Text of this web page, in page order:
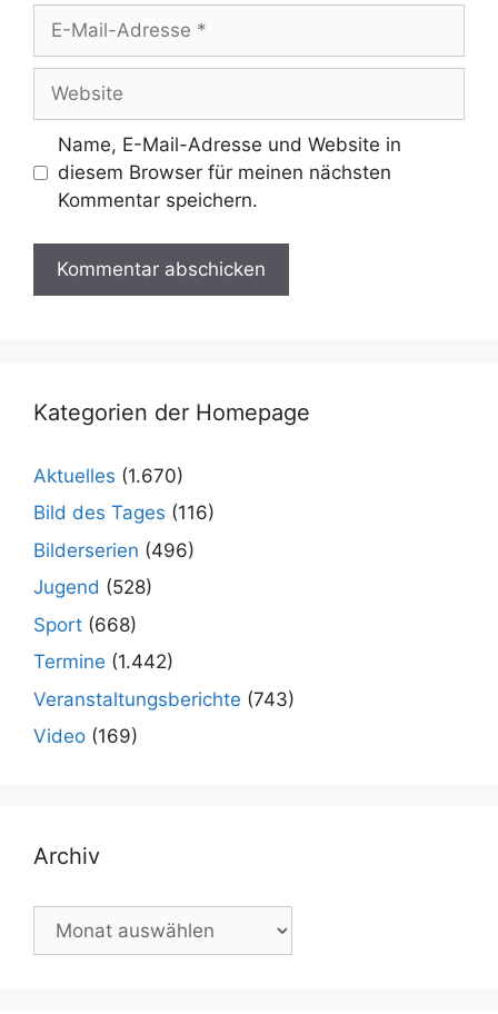
Adresse
Website
Name, E-Mail-Adresse und Website in
diesem Browser für meinen nächsten
Kommentar speichern.
Kategorien der Homepage
Aktuelles (1.670)
Bild des Tages (116)
Bilderserien (496)
Jugend (528)
Sport (668)
Termine (1.442)
Veranstaltungsberichte (743)
Video (169)
Archiv
Archiv